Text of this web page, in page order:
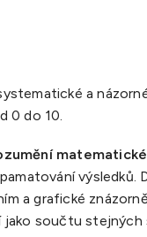
a
0 do 10.
výsledků.
a grafické
součtu stejných